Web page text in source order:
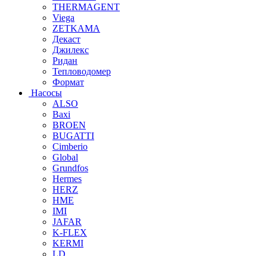
THERMAGENT
Viega
ZETKAMA
Декаст
Джилекс
Ридан
Тепловодомер
Формат
Насосы
ALSO
Baxi
BROEN
BUGATTI
Cimberio
Global
Grundfos
Hermes
HERZ
HME
IMI
JAFAR
K-FLEX
KERMI
LD